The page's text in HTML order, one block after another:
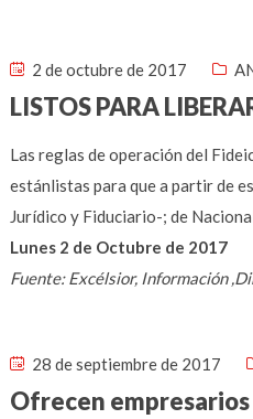
2 de octubre de 2017
LISTOS PARA
Las reglas de operación del
estánlistas para que a partir de
Jurídico y Fiduciario-; de
Lunes 2 de Octubre de 2017
Fuente: Excélsior, Información
28 de septiembre de 2017
Ofrecen